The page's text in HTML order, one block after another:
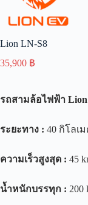
Lion LN-S8
35,900 ฿
รถสามล้อไฟฟ้า Lion
ระยะทาง : 40 กิโลเ
ความเร็วสูงสุด : 45
น้ำหนักบรรทุก : 200